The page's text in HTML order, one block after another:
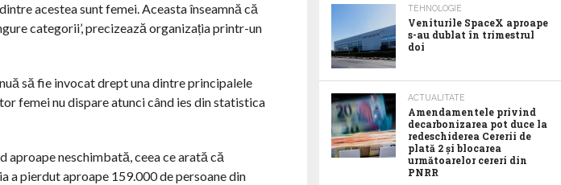
acestea sunt femei. Aceasta înseamnă că
categorii’, precizează organizația printr-un
să fie invocat drept una dintre principalele
femei nu dispare atunci când ies din statistica
aproape neschimbată, ceea ce arată că
a pierdut aproape 159.000 de persoane din
TEHNOLOGIE
Veniturile SpaceX aproape
s-au dublat în trimestrul
doi
ACTUALITATE
Amendamentele privind
decarbonizarea pot duce la
redeschiderea Cererii de
plată 2 și blocarea
următoarelor cereri din
PNRR